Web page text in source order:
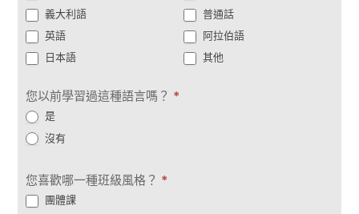
義大利語
普通話
英語
阿拉伯語
日本語
其他
您以前學習過這種語言嗎？ *
是
沒有
您喜歡哪一種班級風格？ *
團體課